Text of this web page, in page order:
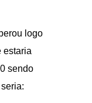
logo
estaria
sendo